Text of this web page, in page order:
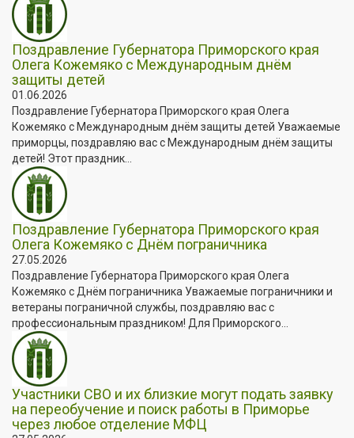
Поздравление Губернатора Приморского края
Олега Кожемяко с Международным днём
защиты детей
01.06.2026
Поздравление Губернатора Приморского края Олега
Кожемяко с Международным днём защиты детей Уважаемые
приморцы, поздравляю вас с Международным днём защиты
детей! Этот праздник...
Поздравление Губернатора Приморского края
Олега Кожемяко с Днём пограничника
27.05.2026
Поздравление Губернатора Приморского края Олега
Кожемяко с Днём пограничника Уважаемые пограничники и
ветераны пограничной службы, поздравляю вас с
профессиональным праздником! Для Приморского...
Участники СВО и их близкие могут подать заявку
на переобучение и поиск работы в Приморье
через любое отделение МФЦ